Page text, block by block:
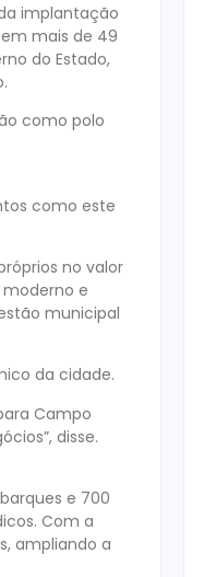
implantação
mais de 49
do Estado,
como polo
como este
no valor
e
municipal
da cidade.
Campo
disse.
e 700
Com a
ampliando a